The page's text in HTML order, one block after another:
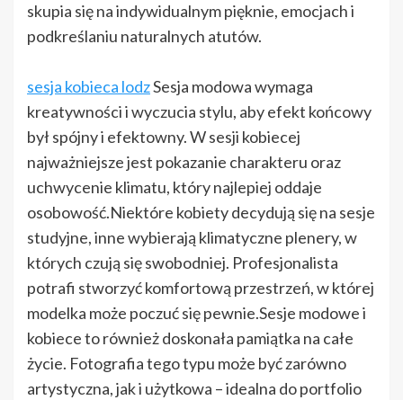
skupia się na indywidualnym pięknie, emocjach i
podkreślaniu naturalnych atutów.
sesja kobieca lodzSesja modowa wymaga
kreatywności i wyczucia stylu, aby efekt końcowy
był spójny i efektowny. W sesji kobiecej
najważniejsze jest pokazanie charakteru oraz
uchwycenie klimatu, który najlepiej oddaje
osobowość.Niektóre kobiety decydują się na sesje
studyjne, inne wybierają klimatyczne plenery, w
których czują się swobodniej. Profesjonalista
potrafi stworzyć komfortową przestrzeń, w której
modelka może poczuć się pewnie.Sesje modowe i
kobiece to również doskonała pamiątka na całe
życie. Fotografia tego typu może być zarówno
artystyczna, jak i użytkowa – idealna do portfolio